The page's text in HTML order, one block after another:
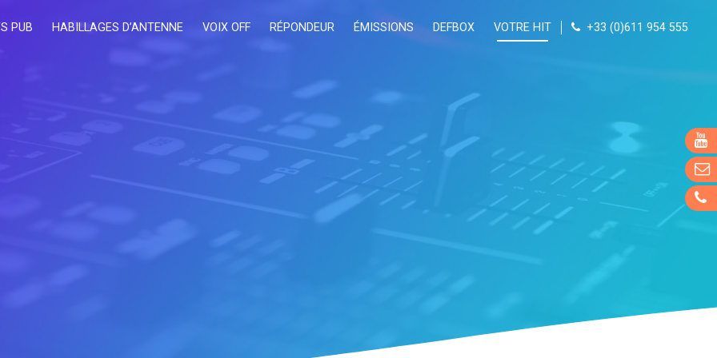
PUB HABILLAGES D’ANTENNE VOIX OFF RÉPONDEUR ÉMISSIONS DEFBOX VOTRE HIT +33 (0)611 954 555